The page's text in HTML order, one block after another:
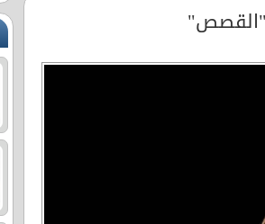
"القصص"